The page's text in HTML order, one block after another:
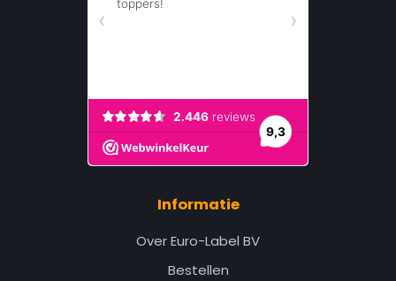
Informatie
Over Euro-Label BV
Bestellen